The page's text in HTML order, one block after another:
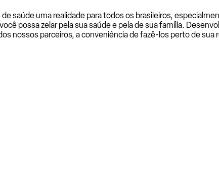
saúde uma realidade para todos os brasileiros,
possa zelar pela sua saúde e pela de sua família.
nossos parceiros, a conveniência de fazê-los perto de